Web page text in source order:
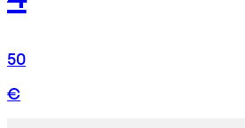
50
€